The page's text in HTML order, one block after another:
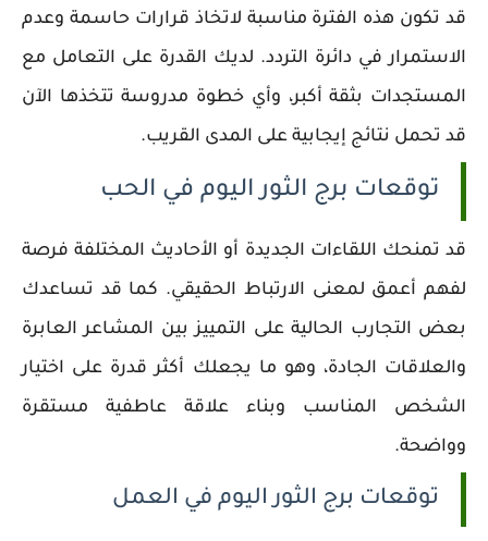
قد تكون هذه الفترة مناسبة لاتخاذ قرارات حاسمة وعدم
الاستمرار في دائرة التردد. لديك القدرة على التعامل مع
المستجدات بثقة أكبر، وأي خطوة مدروسة تتخذها الآن
قد تحمل نتائج إيجابية على المدى القريب.
توقعات برج الثور اليوم في الحب
قد تمنحك اللقاءات الجديدة أو الأحاديث المختلفة فرصة
لفهم أعمق لمعنى الارتباط الحقيقي. كما قد تساعدك
بعض التجارب الحالية على التمييز بين المشاعر العابرة
والعلاقات الجادة، وهو ما يجعلك أكثر قدرة على اختيار
الشخص المناسب وبناء علاقة عاطفية مستقرة
وواضحة.
توقعات برج الثور اليوم في العمل